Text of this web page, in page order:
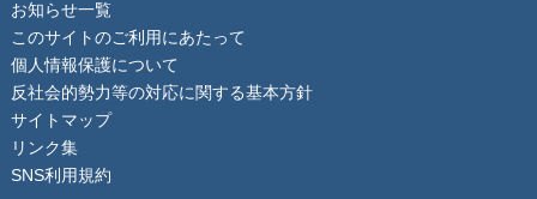
お知らせ一覧
このサイトのご利用にあたって
個人情報保護について
反社会的勢力等の対応に関する基本方針
サイトマップ
リンク集
SNS利用規約